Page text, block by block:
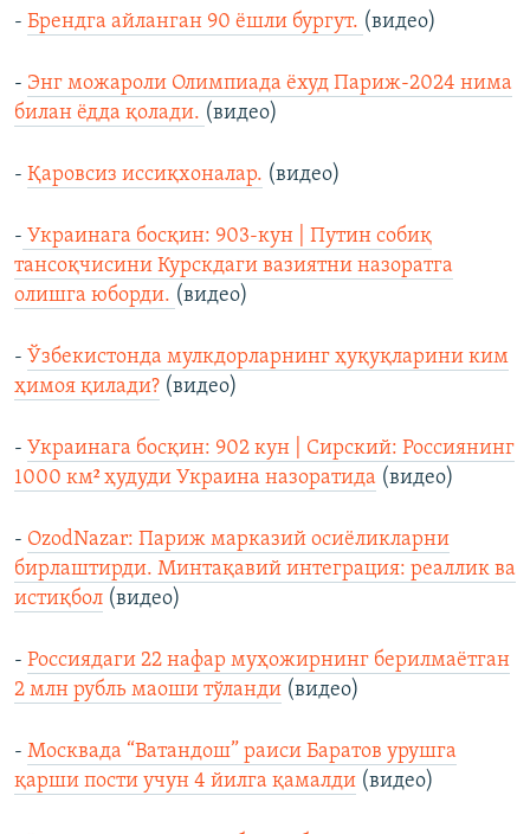
- Брендга айланган 90 ёшли бургут. (видео)
- Энг можароли Олимпиада ёхуд Париж-2024 нима
билан ёдда қолади. (видео)
- Қаровсиз иссиқхоналар. (видео)
- Украинага босқин: 903-кун | Путин собиқ
тансоқчисини Курскдаги вазиятни назоратга
олишга юборди. (видео)
- Ўзбекистонда мулкдорларнинг ҳуқуқларини ким
ҳимоя қилади? (видео)
- Украинага босқин: 902 кун | Сирский: Россиянинг
1000 км² ҳудуди Украина назоратида (видео)
- OzodNazar: Париж марказий осиёликларни
бирлаштирди. Минтақавий интеграция: реаллик ва
истиқбол (видео)
- Россиядаги 22 нафар муҳожирнинг берилмаётган
2 млн рубль маоши тўланди (видео)
- Москвада “Ватандош” раиси Баратов урушга
қарши пости учун 4 йилга қамалди (видео)